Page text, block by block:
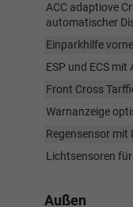
ACC adaptiove
automatischer
Einparkhilfe
ESP und ECS mit
Front Cross
Warnanzeige
Regensensor
Lichtsensoren
Außen